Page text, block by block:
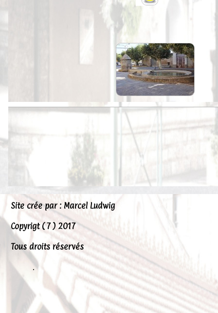
Videos--Lavoirs
Un Peu d'Histoire
Outils-des-Lavandières
Cartes Postales-Anciennes et
Presse
Site crée par : Marcel Ludwig
Copyrigt ( 7 ) 2017
Tous droits réservés
.